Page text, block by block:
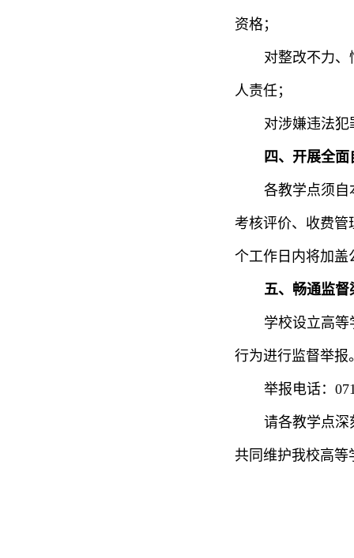
资格；
对整改不力
人责任；
对涉嫌违法
四、开展全
各教学点须自
考核评价、收费管
个工作日内将加盖
五、畅通监
学校设立高
行为进行监督举报
举报电话：
请各教学点深
共同维护我校高等